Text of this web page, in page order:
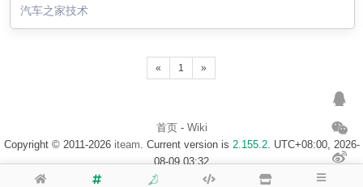
汽车之家技术
« 1 »
首页- Wiki
Copyright © 2011-2026 iteam . Current version is 2.155.2. UTC+08:00, 2026-
08-09 03:32
浙ICP备14020137号-1 $访客地图$